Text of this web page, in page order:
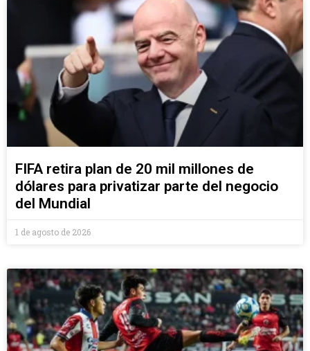
FIFA retira plan de 20 mil millones de
dólares para privatizar parte del negocio
del Mundial
1 de agosto de 2026